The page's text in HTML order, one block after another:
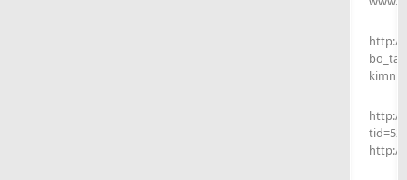
http://
http://
http://